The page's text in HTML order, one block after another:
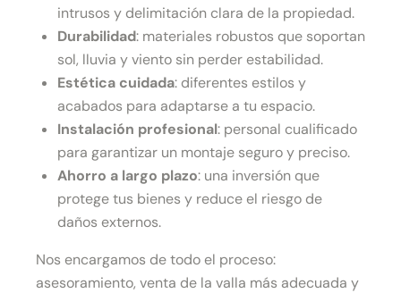
intrusos y delimitación clara de la propiedad.
Durabilidad: materiales robustos que soportan
sol, lluvia y viento sin perder estabilidad.
Estética cuidada: diferentes estilos y
acabados para adaptarse a tu espacio.
Instalación profesional: personal cualificado
para garantizar un montaje seguro y preciso.
Ahorro a largo plazo: una inversión que
protege tus bienes y reduce el riesgo de
daños externos.
Nos encargamos de todo el proceso:
asesoramiento, venta de la valla más adecuada y